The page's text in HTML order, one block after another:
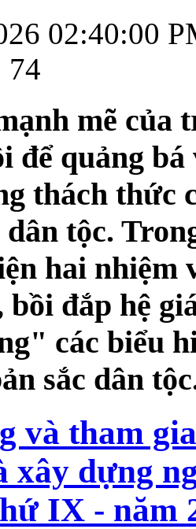
02:40:00
74
mẽ của
để quảng
thách thức
dân tộc.
hai nhiệm
đắp hệ
các biểu
sắc dân
và tham
xây dựng
IX - năm